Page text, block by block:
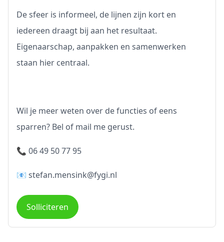
De sfeer is informeel, de lijnen zijn kort en
iedereen draagt bij aan het resultaat.
Eigenaarschap, aanpakken en samenwerken
staan hier centraal.
Wil je meer weten over de functies of eens
sparren? Bel of mail me gerust.
📞 06 49 50 77 95
📧 stefan.mensink@fygi.nl
Solliciteren